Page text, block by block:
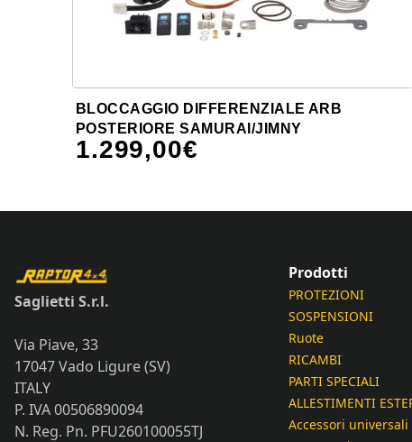
BLOCCAGGIO DIFFERENZIALE ARB
POSTERIORE SAMURAI/JIMNY
1.299,00€
Saglietti S.r.l.
Via Piave, 33
17047 Vado Ligure (SV)
ITALY
P. IVA 00506890094
N. Reg. Pn. PFU260100055TJ
Prodotti
PROTEZIONI
SOSPENSIONI
Ruote
RICAMBI
PARTI SPECIALI
ALLESTIMENTI
Accessori universali